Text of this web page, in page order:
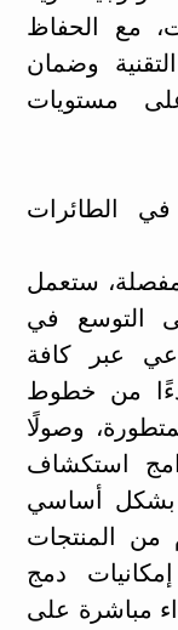
مع الحفاظ
وضمان
مستويات
في الطائرات
ستعمل
التوسع في
عبر كافة
بدءًا من خطوط
وصولًا
استكشاف
بشكل أساسي
من المنتجات
دمج
مباشرة على